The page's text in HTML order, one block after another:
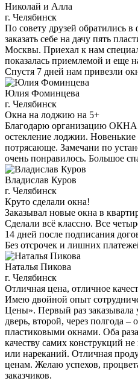
Николай и Алла
г. Челябинск
По совету друзей обратились
заказать себе на дачу пять
Москвы. Приехал к нам
показалась приемлемой и еще
Спустя 7 дней нам привезли
Юлия Фоминцева
г. Челябинск
Окна на лоджию на 5+
Благодарю организацию
остекление лоджии.
потрясающе. Замечани по
очень понравилось. Большое
Владислав Куров
г. Челябинск
Круто сделали окна!
Заказывал новые окна в
Сделали всё классно. Все
14 дней после подписания
Без отсрочек и лишних
Наталья Пикова
г. Челябинск
Отличная цена, отличное
Имею двойной опыт
Цены». Первый раз заказывала
дверь, второй, через полгода –
пластиковыми окнами. Оба
качеству самих конструкций
или нареканий. Отличная
ценам. Желаю успехов,
заказчиков.